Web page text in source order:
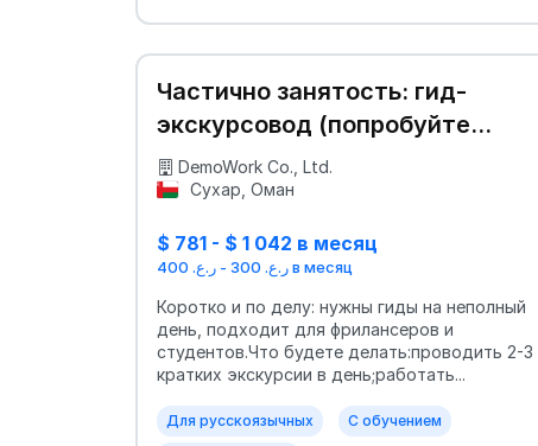
Частично занятость: гид-
экскурсовод (попробуйте
себя!) 😊
DemoWork Co., Ltd.
Сухар, Оман
$ 781 - $ 1 042 в месяц
ر.ع. 300 - ر.ع. 400 в месяц
Коротко и по делу: нужны гиды на неполный
день, подходит для фрилансеров и
студентов.Что будете делать:проводить 2-3
кратких экскурсии в день;работать...
Для русскоязычных С обучением